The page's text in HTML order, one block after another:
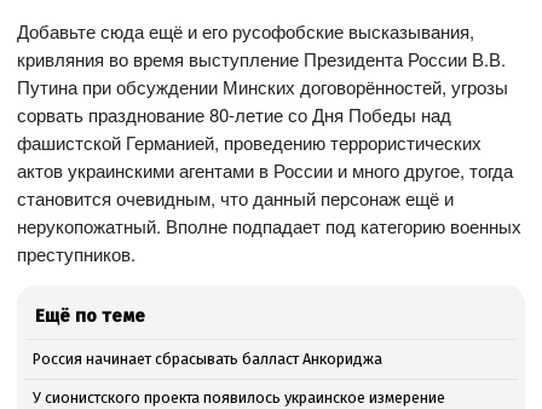
Добавьте сюда ещё и его русофобские высказывания,
кривляния во время выступление Президента России В.В.
Путина при обсуждении Минских договорённостей, угрозы
сорвать празднование 80-летие со Дня Победы над
фашистской Германией, проведению террористических
актов украинскими агентами в России и много другое, тогда
становится очевидным, что данный персонаж ещё и
нерукопожатный. Вполне подпадает под категорию военных
преступников.
Ещё по теме
Россия начинает сбрасывать балласт Анкориджа
У сионистского проекта появилось украинское измерение